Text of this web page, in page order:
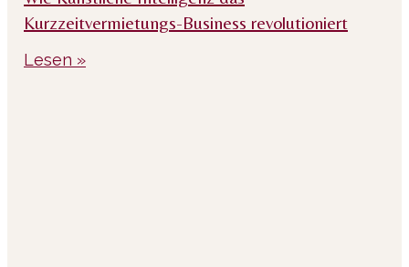
Kurzzeitvermietungs-Business revolutioniert
Lesen »